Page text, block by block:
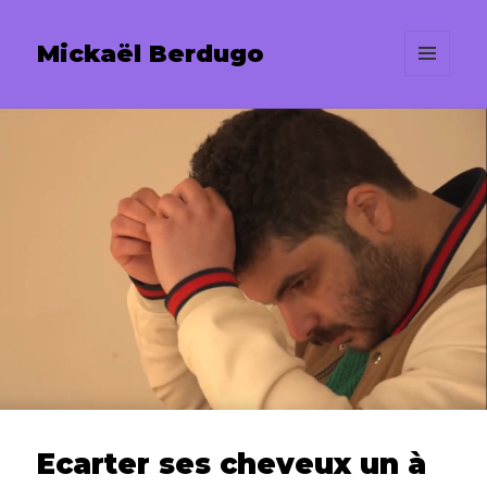
Mickaël Berdugo
Ecarter ses cheveux un à